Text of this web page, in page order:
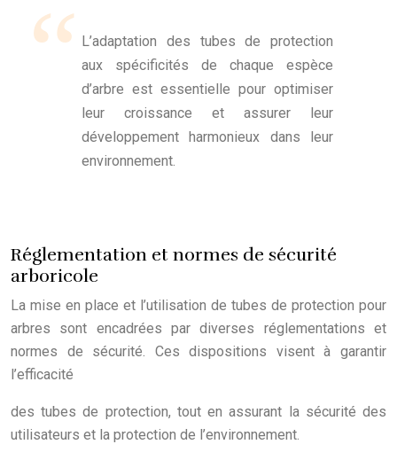
L’adaptation des tubes de protection
aux spécificités de chaque espèce
d’arbre est essentielle pour optimiser
leur croissance et assurer leur
développement harmonieux dans leur
environnement.
Réglementation et normes de sécurité
arboricole
La mise en place et l’utilisation de tubes de protection pour
arbres sont encadrées par diverses réglementations et
normes de sécurité. Ces dispositions visent à garantir
l’efficacité
des tubes de protection, tout en assurant la sécurité des
utilisateurs et la protection de l’environnement.